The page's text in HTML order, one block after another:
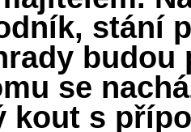
stání
budou
se
kout s